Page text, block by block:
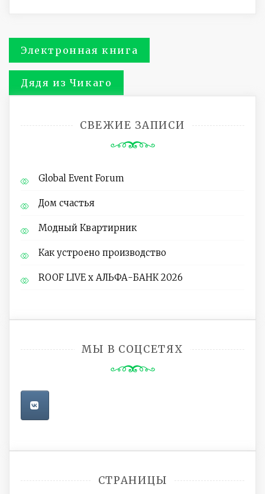
Навигация
по
записям
Электронная книга
Дядя из Чикаго
СВЕЖИЕ ЗАПИСИ
Global Event Forum
Дом счастья
Модный Квартирник
Как устроено производство
ROOF LIVE x АЛЬФА-БАНК 2026
МЫ В СОЦСЕТЯХ
СТРАНИЦЫ